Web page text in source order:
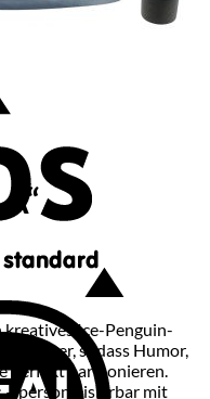
Ice-Penguin-
sodass Humor,
perfekt harmonieren.
– personalisierbar mit